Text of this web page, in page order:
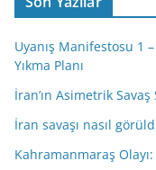
Uyanış Manifestosu 1
Yıkma Planı
İran’ın Asimetrik
İran savaşı nasıl
Kahramanmaraş